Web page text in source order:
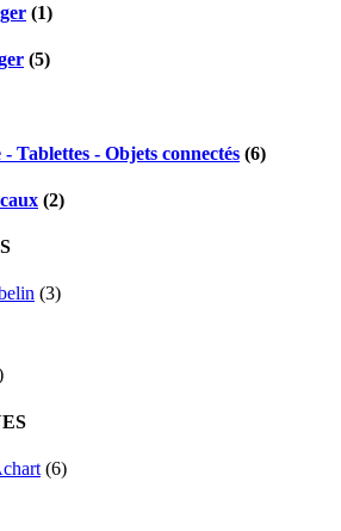
(1)
(5)
Tablettes - Objets connectés (6)
(2)
(3)
(6)